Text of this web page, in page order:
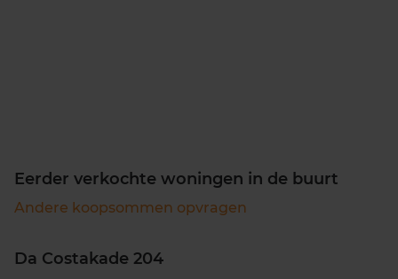
Eerder verkochte woningen in de buurt
Andere koopsommen opvragen
Da Costakade 204